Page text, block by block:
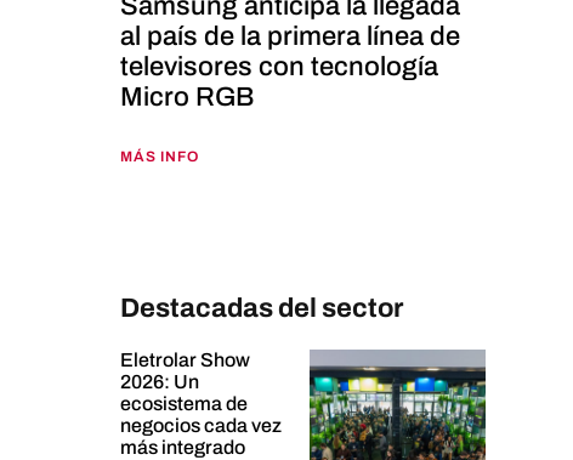
al país de la primera línea de
televisores con tecnología
Micro RGB
MÁS INFO
Destacadas del sector
Eletrolar Show
2026: Un
ecosistema de
negocios cada vez
más integrado